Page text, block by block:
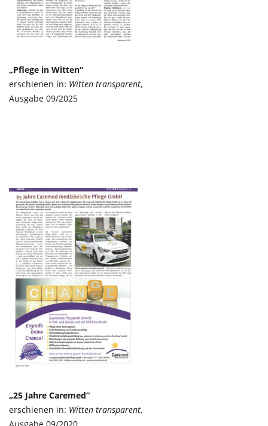
„Pflege in Witten“
erschienen in: Witten transparent,
Ausgabe 09/2025
„25 Jahre Caremed“
erschienen in: Witten transparent,